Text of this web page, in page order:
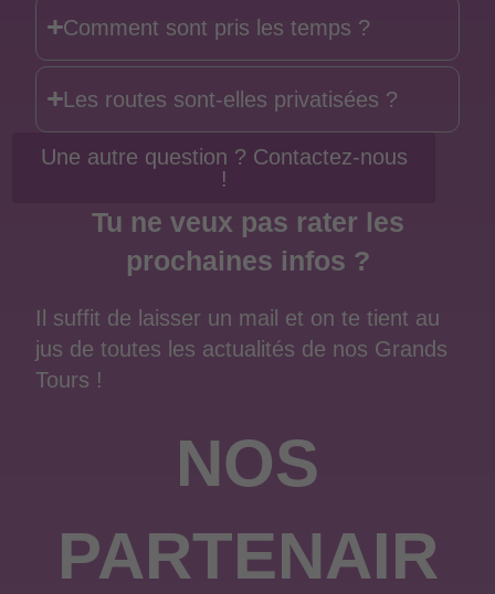
Comment sont pris les temps ?
Les routes sont-elles privatisées ?
Une autre question ? Contactez-nous
!
Tu ne veux pas rater les
prochaines infos ?
Il suffit de laisser un mail et on te tient au
jus de toutes les actualités de nos Grands
Tours !
NOS
PARTENAIR